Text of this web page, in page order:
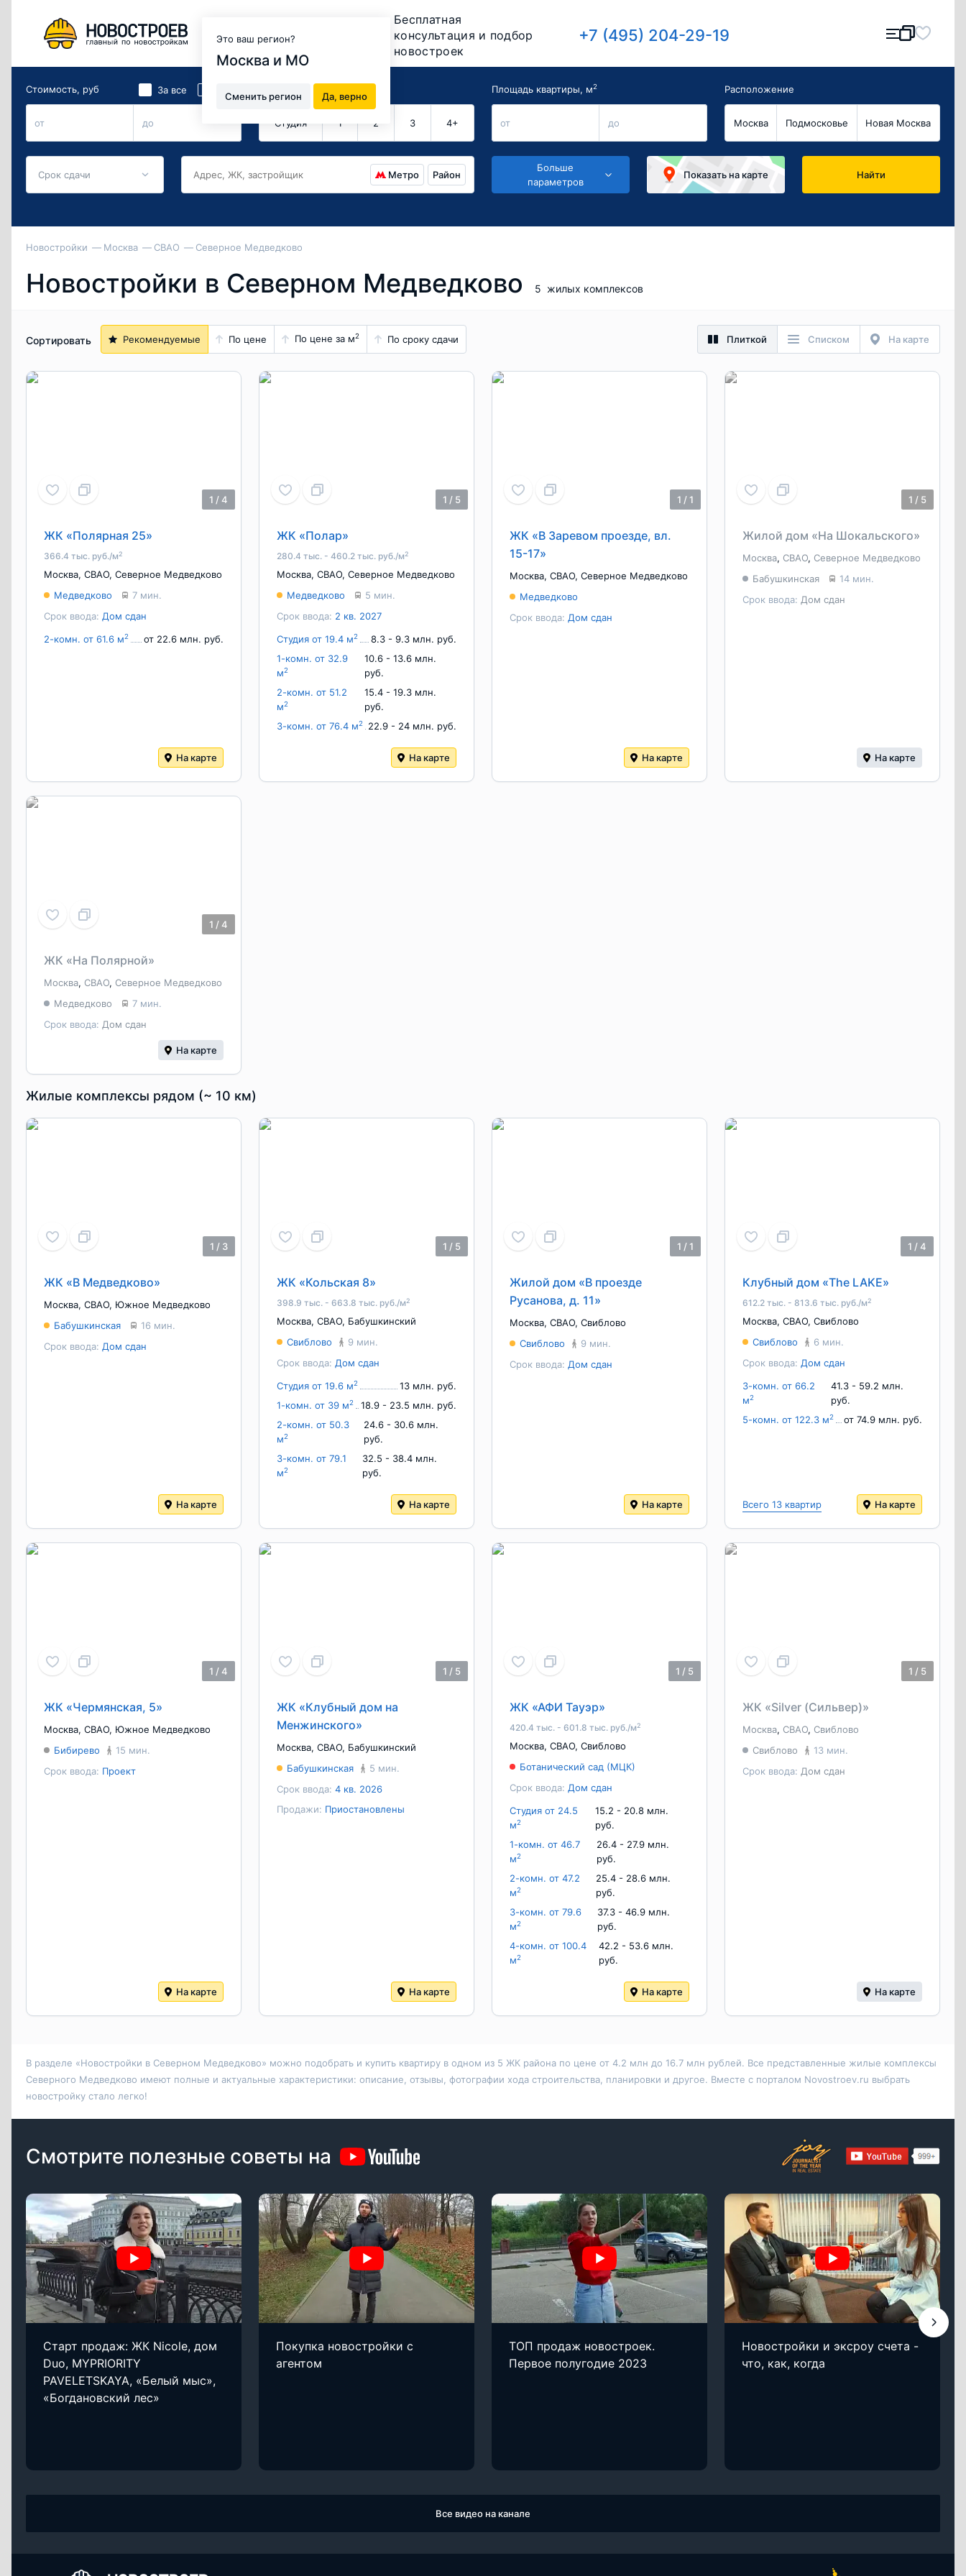
Это ваш регион?
Москва и МО
Сменить регион Да, верно
Бесплатная
консультация и подбор
новостроек
+7 (495) 204-29-19
Стоимость, руб За все За м
от до
Количество комнат
Студия 1 2 3 4+
Площадь квартиры, м2
от до
Расположение
Москва Подмосковье Новая Москва
Срок сдачи Метро Район
Больше
параметров
Показать на карте Найти
Новостройки Москва СВАО Северное Медведково
Новостройки в Северном Медведково 5 жилых комплексов
В разделе «Новостройки в Северном Медведково» можно подобрать и купить квартиру в одном из 5 ЖК района по цене от 4.2 млн до 16.7 млн рублей. Все представленные жилые комплексы
Северного Медведково имеют полные и актуальные характеристики: описание, отзывы, фотографии хода строительства, планировки и другое. Вместе с порталом Novostroev.ru выбрать
новостройку стало легко!
Сортировать Рекомендуемые По цене По цене за м2 По сроку сдачи Плиткой Списком На карте
1 /4
ЖК «Полярная 25»
366.4 тыс. руб./м2
Москва, СВАО, Северное Медведково
Срок ввода: Дом сдан
Медведково 7 мин.
2-комн. от 61.6 м2 от 22.6 млн. руб.
На карте
1 / 5
ЖК «Полар»
280.4 тыс. - 460.2 тыс. руб./м2
Москва, СВАО, Северное Медведково
Срок ввода: 2 кв. 2027
Медведково 5 мин.
Студия от 19.4 м2
8.3 - 9.3 млн. руб.
1-комн. от 32.9
м2
10.6 - 13.6 млн.
руб.
2-комн. от 51.2
м2
15.4 - 19.3 млн.
руб.
3-комн. от 76.4 м2 22.9 - 24 млн. руб.
На карте
1 /1
ЖК «В Заревом проезде, вл.
15-17»
Москва, СВАО, Северное Медведково
Срок ввода: Дом сдан
Медведково
На карте
1 / 5
Жилой дом «На Шокальского»
Москва, СВАО, Северное Медведково
Срок ввода: Дом сдан
Бабушкинская 14 мин.
На карте
1 /4
ЖК «На Полярной»
Москва, СВАО, Северное Медведково
Срок ввода: Дом сдан
Медведково 7 мин.
На карте
Жилые комплексы рядом (~ 10 км)
1 / 3
ЖК «В Медведково»
Москва, СВАО, Южное Медведково
Срок ввода: Дом сдан
Бабушкинская 16 мин.
На карте
1 / 5
ЖК «Кольская 8»
398.9 тыс. - 663.8 тыс. руб./м2
Москва, СВАО, Бабушкинский
Срок ввода: Дом сдан
Свиблово 9 мин.
Студия от 19.6 м2
13 млн. руб.
1-комн. от 39 м2
18.9 - 23.5 млн. руб.
2-комн. от 50.3
м2
24.6 - 30.6 млн.
руб.
3-комн. от 79.1
м2
32.5 - 38.4 млн.
руб.
На карте
1 /1
Жилой дом «В проезде
Русанова, д. 11»
Москва, СВАО, Свиблово
Срок ввода: Дом сдан
Свиблово 9 мин.
На карте
1 /4
Клубный дом «The LAKE»
612.2 тыс. - 813.6 тыс. руб./м2
Москва, СВАО, Свиблово
Срок ввода: Дом сдан
Свиблово 6 мин.
3-комн. от 66.2
м2
41.3 - 59.2 млн.
руб.
5-комн. от 122.3 м2 от 74.9 млн. руб.
Всего 13 квартир На карте
1 /4
ЖК «Чермянская, 5»
Москва, СВАО, Южное Медведково
Срок ввода: Проект
Бибирево 15 мин.
На карте
1 / 5
ЖК «Клубный дом на
Менжинского»
Москва, СВАО, Бабушкинский
Срок ввода: 4 кв. 2026
Продажи: Приостановлены
Бабушкинская 5 мин.
На карте
1 / 5
ЖК «АФИ Тауэр»
420.4 тыс. - 601.8 тыс. руб./м2
Москва, СВАО, Свиблово
Срок ввода: Дом сдан
Ботанический сад (МЦК)
Студия от 24.5
м2
15.2 - 20.8 млн.
руб.
1-комн. от 46.7
м2
26.4 - 27.9 млн.
руб.
2-комн. от 47.2
м2
25.4 - 28.6 млн.
руб.
3-комн. от 79.6
м2
37.3 - 46.9 млн.
руб.
4-комн. от 100.4
м2
42.2 - 53.6 млн.
руб.
На карте
1 / 5
ЖК «Silver (Сильвер)»
Москва, СВАО, Свиблово
Срок ввода: Дом сдан
Свиблово 13 мин.
На карте
Смотрите полезные советы на
Старт продаж: ЖК Nicole, дом
Duo, MYPRIORITY
PAVELETSKAYA, «Белый мыс»,
«Богдановский лес»
Покупка новостройки с
агентом
ТОП продаж новостроек.
Первое полугодие 2023
Новостройки и эксроу счета -
что, как, когда
Все видео на канале